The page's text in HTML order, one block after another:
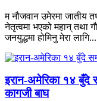
म नौजवान उमेरमा जातीय
नेतृत्वमा भएको महान् तथा
जनयुद्धमा होमिनु मेरा लागि...
इरान-अमेरिका १४ बुँदे
कागजी बाघ